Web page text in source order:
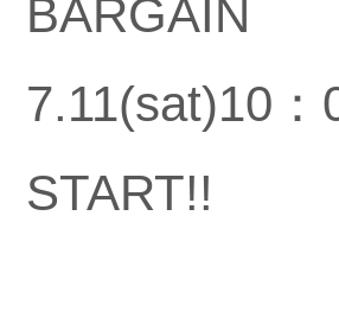
BARGAIN
7.11(sat)10：
START!!